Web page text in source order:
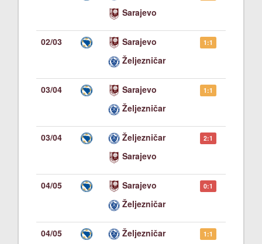
Sarajevo
02/03
Sarajevo
Željezničar
1:1
03/04
Sarajevo
Željezničar
1:1
03/04
Željezničar
Sarajevo
2:1
04/05
Sarajevo
Željezničar
0:1
04/05
Željezničar
1:1